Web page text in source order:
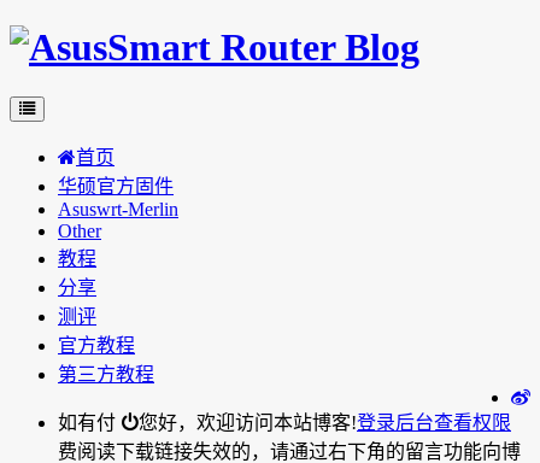
首页
华硕官方固件
Asuswrt-Merlin
Other
教程
分享
测评
官方教程
第三方教程
您好，欢迎访问本站博客!登录后台查看权限
如有付
费阅读下载链接失效的，请通过右下角的留言功能向博